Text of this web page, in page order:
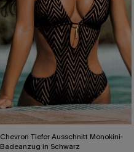
Chevron Tiefer Ausschnitt Monokini-
Badeanzug in Schwarz